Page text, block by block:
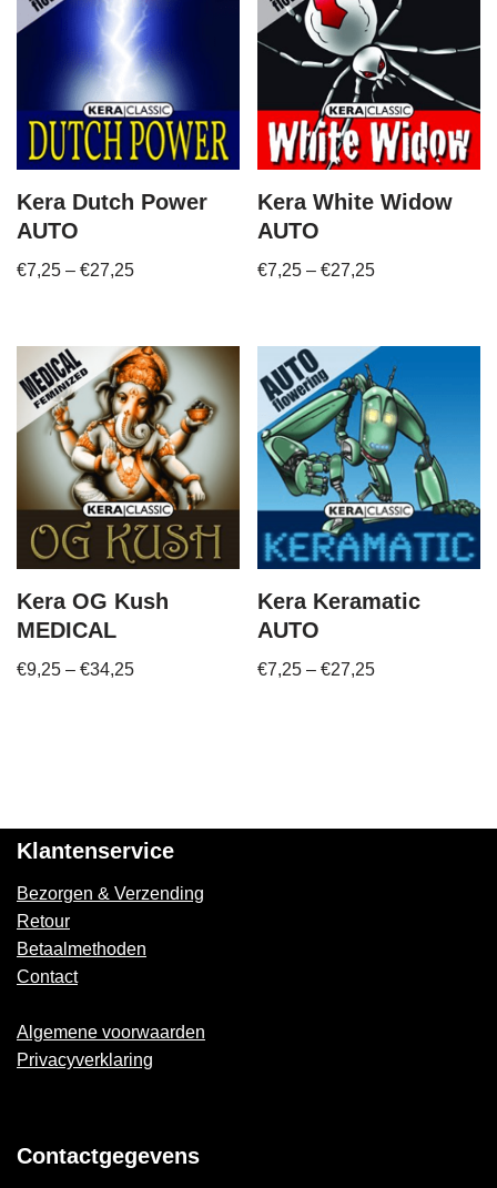
Kera Dutch Power
AUTO
€7,25 – €27,25
Kera White Widow
AUTO
€7,25 –€27,25
Kera OG Kush
MEDICAL
€9,25 – €34,25
Kera Keramatic
AUTO
€7,25 –€27,25
Klantenservice
Bezorgen & Verzending
Retour
Betaalmethoden
Contact
Algemene voorwaarden
Privacyverklaring
Contactgegevens